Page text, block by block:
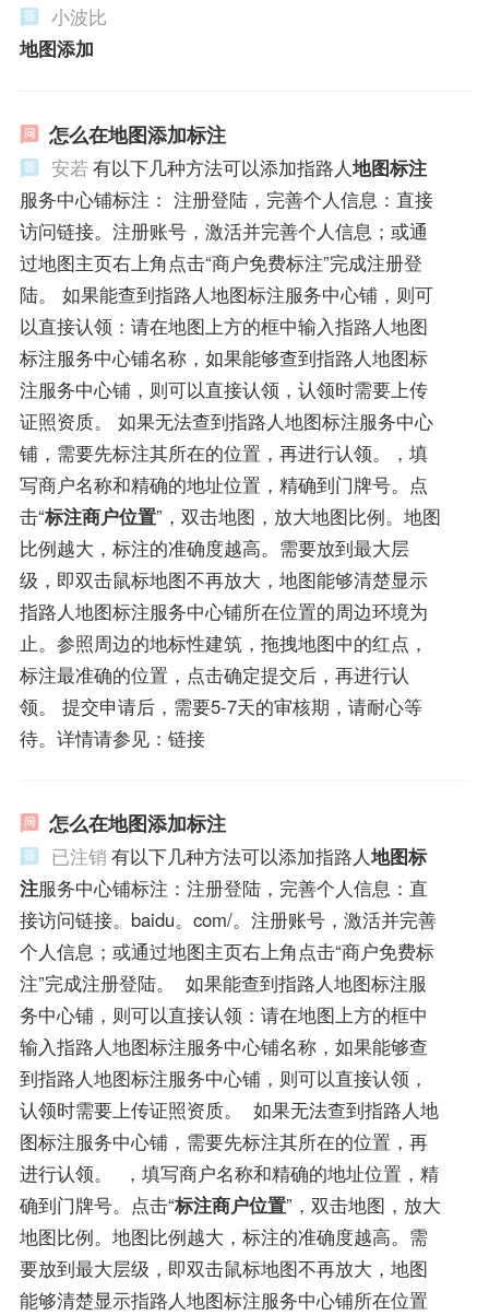
小波比
地图添加
怎么在地图添加标注
安若 有以下几种方法可以添加指路人地图标注
服务中心铺标注： 注册登陆，完善个人信息：直接
访问链接。注册账号，激活并完善个人信息；或通
过地图主页右上角点击“商户免费标注”完成注册登
陆。 如果能查到指路人地图标注服务中心铺，则可
以直接认领：请在地图上方的框中输入指路人地图
标注服务中心铺名称，如果能够查到指路人地图标
注服务中心铺，则可以直接认领，认领时需要上传
证照资质。 如果无法查到指路人地图标注服务中心
铺，需要先标注其所在的位置，再进行认领。，填
写商户名称和精确的地址位置，精确到门牌号。点
击“标注商户位置”，双击地图，放大地图比例。地图
比例越大，标注的准确度越高。需要放到最大层
级，即双击鼠标地图不再放大，地图能够清楚显示
指路人地图标注服务中心铺所在位置的周边环境为
止。参照周边的地标性建筑，拖拽地图中的红点，
标注最准确的位置，点击确定提交后，再进行认
领。 提交申请后，需要5-7天的审核期，请耐心等
待。详情请参见：链接
怎么在地图添加标注
已注销 有以下几种方法可以添加指路人地图标
注服务中心铺标注：注册登陆，完善个人信息：直
接访问链接。baidu。com/。注册账号，激活并完善
个人信息；或通过地图主页右上角点击“商户免费标
注”完成注册登陆。 如果能查到指路人地图标注服
务中心铺，则可以直接认领：请在地图上方的框中
输入指路人地图标注服务中心铺名称，如果能够查
到指路人地图标注服务中心铺，则可以直接认领，
认领时需要上传证照资质。 如果无法查到指路人地
图标注服务中心铺，需要先标注其所在的位置，再
进行认领。 ，填写商户名称和精确的地址位置，精
确到门牌号。点击“标注商户位置”，双击地图，放大
地图比例。地图比例越大，标注的准确度越高。需
要放到最大层级，即双击鼠标地图不再放大，地图
能够清楚显示指路人地图标注服务中心铺所在位置